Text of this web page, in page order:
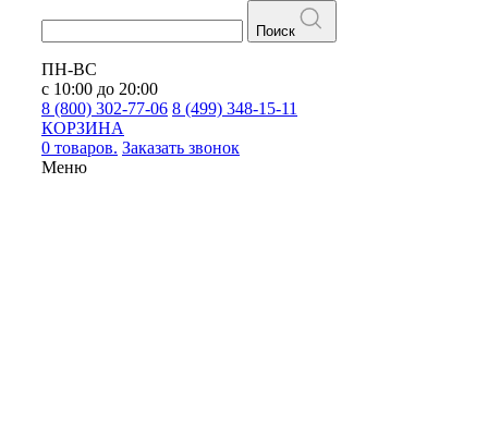
Поиск
ПН-ВС
с 10:00 до 20:00
8 (800) 302-77-06 8 (499) 348-15-11
КОРЗИНА
0 товаров. Заказать звонок
Меню